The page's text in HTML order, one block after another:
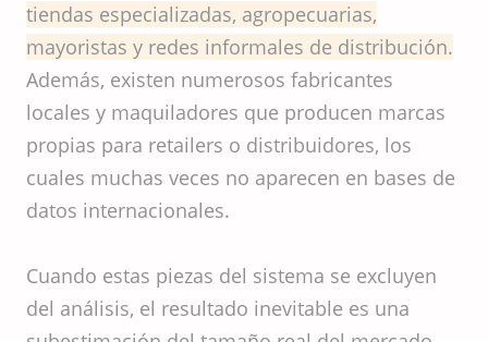
tiendas especializadas, agropecuarias,
mayoristas y redes informales de distribución.
Además, existen numerosos fabricantes
locales y maquiladores que producen marcas
propias para retailers o distribuidores, los
cuales muchas veces no aparecen en bases de
datos internacionales.
Cuando estas piezas del sistema se excluyen
del análisis, el resultado inevitable es una